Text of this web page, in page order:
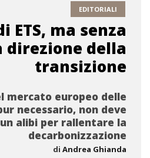
EDITORIALI
ETS, ma senza
direzione della
transizione
mercato europeo delle
necessario, non deve
alibi per rallentare la
decarbonizzazione
di Andrea Ghianda